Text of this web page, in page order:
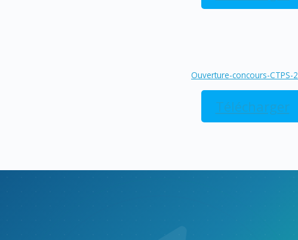
Ouverture-concours-CTPS-
Télécharger